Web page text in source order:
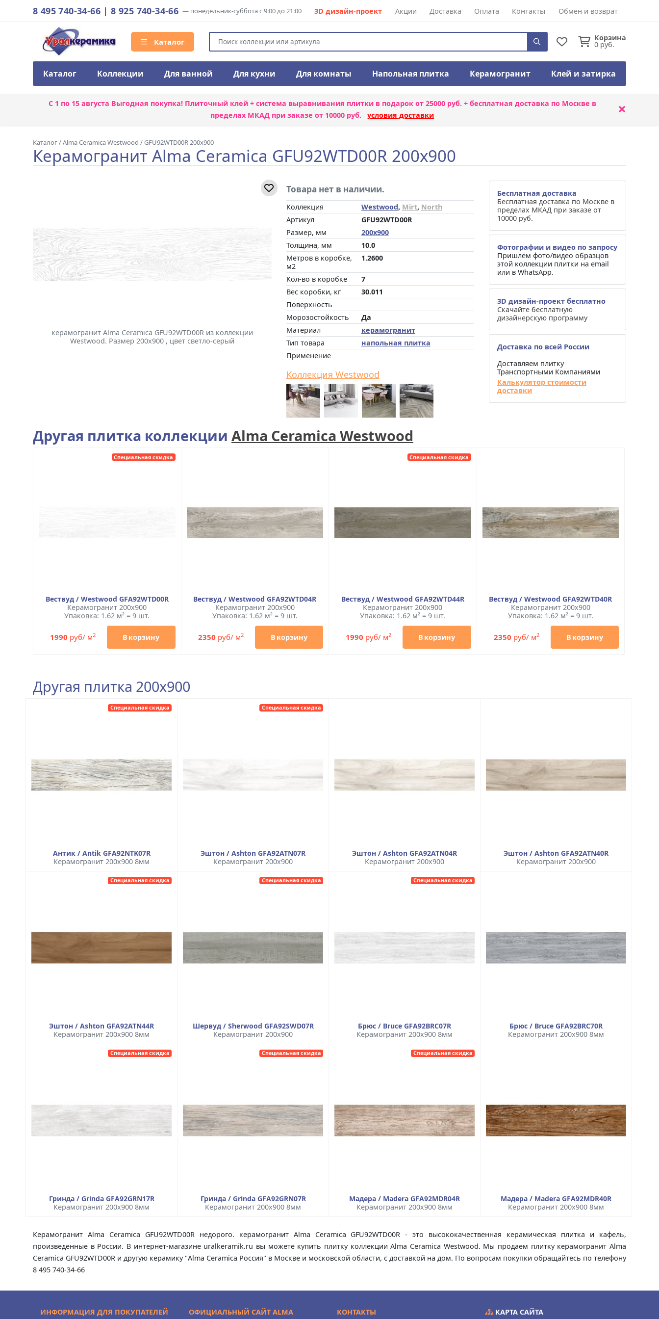
8 495 740-34-66 |8 925 740-34-66 — понедельник-суббота с 9:00 до 21:00 3D дизайн-проект Акции Доставка Оплата Контакты Обмен и возврат
Каталог Корзина
0 руб.
Каталог Коллекции Для ванной Для кухни Для комнаты Напольная плитка Керамогранит Клей и затирка
С 1 по 15 августа Выгодная покупка! Плиточный клей + система выравнивания плиткив подарок от 25000 руб. + бесплатная доставка по Москве в
пределах МКАД при заказе от 10000 руб. условия доставки ×
Каталог/Alma Ceramica Westwood /GFU92WTD00R 200x900
Керамогранит Alma Ceramica GFU92WTD00R 200x900
керамогранит Alma Ceramica GFU92WTD00R из коллекции
Westwood. Размер 200x900 , цвет светло-серый
Товара нет в наличии.
Коллекция Westwood, Mirt, North
Артикул
GFU92WTD00R
Размер, мм
200x900
Толщина, мм
10.0
Метров в коробке,
м2
1.2600
Кол-во в коробке
7
Вес коробки, кг
30.011
Поверхность
Морозостойкость
Да
Материал
керамогранит
Тип товара
напольная плитка
Применение
Коллекция Westwood
Бесплатная доставка
Бесплатная доставка по Москве в
пределах МКАД при заказе от
10000 руб.
Фотографии и видео по запросу
Пришлём фото/видео образцов
этой коллекции плитки на email
или в WhatsApp.
3D дизайн-проект бесплатно
Скачайте бесплатную
дизайнерскую программу
Доставка по всей России
Доставляем плитку
Транспортными Компаниями
Калькулятор стоимости
доставки
Другая плитка коллекции Alma Ceramica Westwood
Специальная скидка
Вествуд / Westwood GFA92WTD00R
Керамогранит 200x900
Упаковка: 1.62 м² = 9 шт.
1990 руб/ м2 В корзину
Вествуд / Westwood GFA92WTD04R
Керамогранит 200x900
Упаковка: 1.62 м² = 9 шт.
2350 руб/ м2 В корзину
Специальная скидка
Вествуд / Westwood GFA92WTD44R
Керамогранит 200x900
Упаковка: 1.62 м² = 9 шт.
1990 руб/ м2 В корзину
Вествуд / Westwood GFA92WTD40R
Керамогранит 200x900
Упаковка: 1.62 м² = 9 шт.
2350 руб/ м2 В корзину
Другая плитка 200x900
Специальная скидка
Антик / Antik GFA92NTK07R
Керамогранит 200x900 8мм
Специальная скидка
Эштон / Ashton GFA92ATN07R
Керамогранит 200x900
Эштон / Ashton GFA92ATN04R
Керамогранит 200x900
Эштон / Ashton GFA92ATN40R
Керамогранит 200x900
Специальная скидка
Эштон / Ashton GFA92ATN44R
Керамогранит 200x900 8мм
Специальная скидка
Шервуд / Sherwood GFA92SWD07R
Керамогранит 200x900
Специальная скидка
Брюс / Bruce GFA92BRC07R
Керамогранит 200x900 8мм
Брюс / Bruce GFA92BRC70R
Керамогранит 200x900 8мм
Специальная скидка
Гринда / Grinda GFA92GRN17R
Керамогранит 200x900 8мм
Специальная скидка
Гринда / Grinda GFA92GRN07R
Керамогранит 200x900 8мм
Специальная скидка
Мадера / Madera GFA92MDR04R
Керамогранит 200x900 8мм
Мадера / Madera GFA92MDR40R
Керамогранит 200x900 8мм
Керамогранит Alma Ceramica GFU92WTD00R недорого. керамогранит Alma Ceramica GFU92WTD00R - это высококачественная керамическая плитка и кафель,
произведенные в России. В интернет-магазине uralkeramik.ru вы можете купить плитку коллекции Alma Ceramica Westwood. Мы продаем плитку керамогранит Alma
Ceramica GFU92WTD00R и другую керамику "Alma Ceramica Россия" в Москве и московской области, с доставкой на дом. По вопросам покупки обращайтесь по телефону
8 495 740-34-66
ИНФОРМАЦИЯ ДЛЯ ПОКУПАТЕЛЕЙ ОФИЦИАЛЬНЫЙ САЙТ ALMA КОНТАКТЫ КАРТА САЙТА